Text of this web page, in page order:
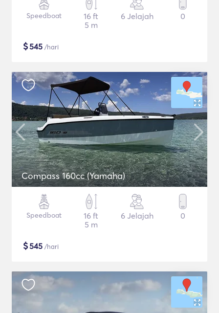
Speedboat
16 ft
5 m
6 Jelajah 0
$545 /hari
Compass 160cc (Yamaha)
Speedboat
16 ft
5 m
6 Jelajah 0
$545 /hari